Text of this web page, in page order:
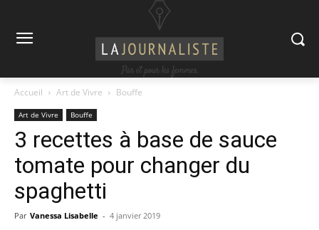
Accueil Art de Vivre Bouffe
Art de Vivre Bouffe
3 recettes à base de sauce
tomate pour changer du
spaghetti
Par Vanessa Lisabelle - 4 janvier 2019